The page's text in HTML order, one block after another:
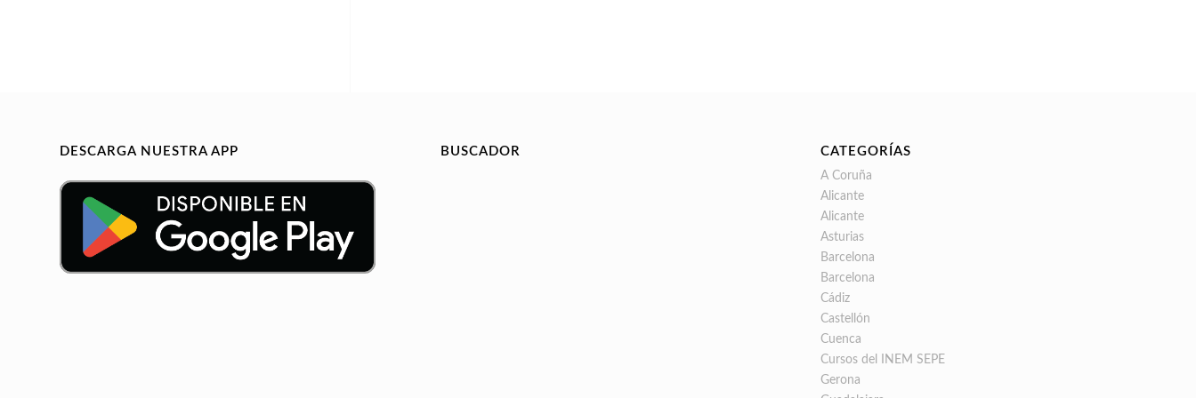
DESCARGA NUESTRA APP BUSCADOR CATEGORÍAS
A Coruña
Alicante
Alicante
Asturias
Barcelona
Barcelona
Cádiz
Castellón
Cuenca
Cursos del INEM SEPE
Gerona